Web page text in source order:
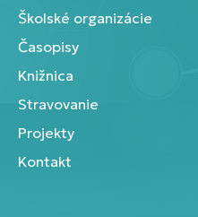
Školské organizácie
Časopisy
Knižnica
Stravovanie
Projekty
Kontakt